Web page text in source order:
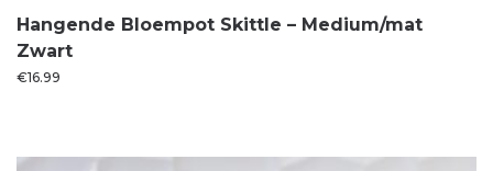
Hangende Bloempot Skittle – Medium/mat
Zwart
€16.99